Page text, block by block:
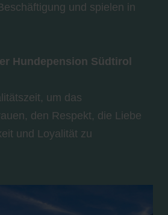
und spielen in
Hundepension Südtirol
um das
den Respekt, die Liebe
und Loyalität zu